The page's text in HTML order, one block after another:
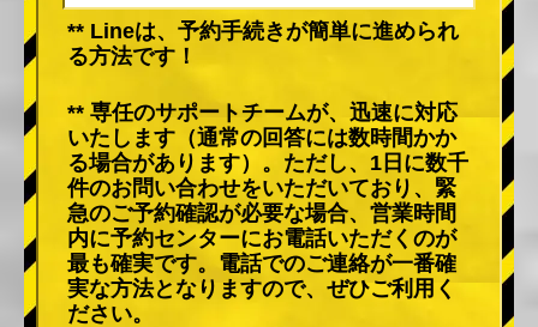
** Lineは、予約手続きが簡単に進められ
る方法です！
** 専任のサポートチームが、迅速に対応
いたします（通常の回答には数時間かか
る場合があります）。ただし、1日に数千
件のお問い合わせをいただいており、緊
急のご予約確認が必要な場合、営業時間
内に予約センターにお電話いただくのが
最も確実です。電話でのご連絡が一番確
実な方法となりますので、ぜひご利用く
ださい。